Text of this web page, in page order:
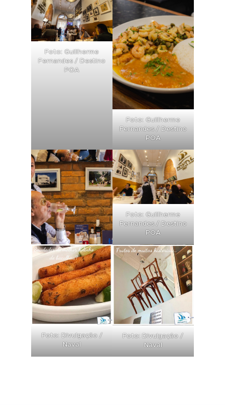
Foto: Guillherme
Fernandes / Destino
POA
Foto: Guillherme
Fernandes / Destino
POA
Foto: Guillherme
Fernandes / Destino
POA
Foto: Divulgação /
Naval
Foto: Divulgação /
Naval